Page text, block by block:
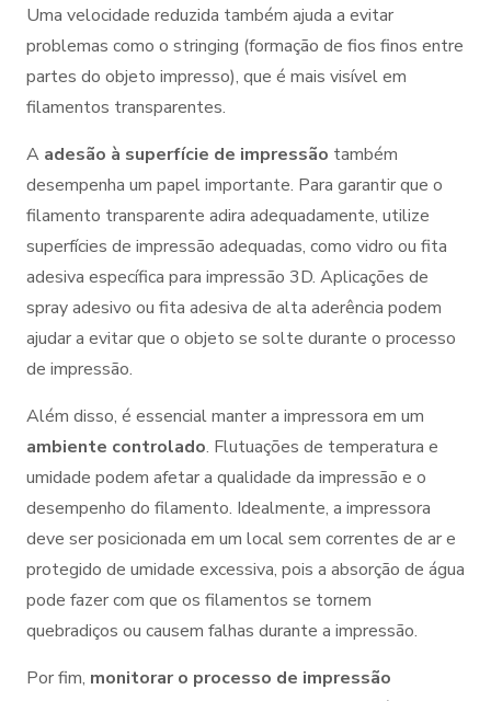
Uma velocidade reduzida também ajuda a evitar
problemas como o stringing (formação de fios finos entre
partes do objeto impresso), que é mais visível em
filamentos transparentes.
A adesão à superfície de impressão também
desempenha um papel importante. Para garantir que o
filamento transparente adira adequadamente, utilize
superfícies de impressão adequadas, como vidro ou fita
adesiva específica para impressão 3D. Aplicações de
spray adesivo ou fita adesiva de alta aderência podem
ajudar a evitar que o objeto se solte durante o processo
de impressão.
Além disso, é essencial manter a impressora em um
ambiente controlado. Flutuações de temperatura e
umidade podem afetar a qualidade da impressão e o
desempenho do filamento. Idealmente, a impressora
deve ser posicionada em um local sem correntes de ar e
protegido de umidade excessiva, pois a absorção de água
pode fazer com que os filamentos se tornem
quebradiços ou causem falhas durante a impressão.
Por fim, monitorar o processo de impressão